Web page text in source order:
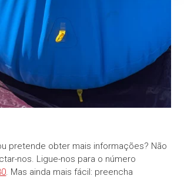
pretende obter mais informações? Não
nos. Ligue-nos para o número
. Mas ainda mais fácil: preencha